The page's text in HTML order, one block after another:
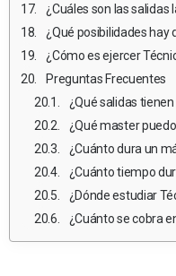
¿Cuáles son las salidas laborales alternativas
¿Qué posibilidades hay de realizar estudios en
¿Cómo es ejercer Técnico
Preguntas Frecuentes
¿Qué salidas tienen los
¿Qué master puedo
¿Cuánto dura un máster
¿Cuánto tiempo duran los
¿Dónde estudiar Técnico
¿Cuánto se cobra en